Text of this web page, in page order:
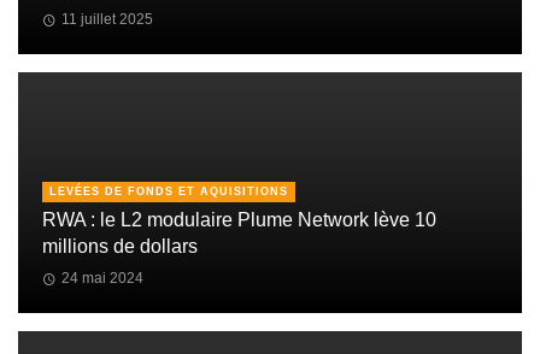
11 juillet 2025
LEVÉES DE FONDS ET AQUISITIONS
RWA : le L2 modulaire Plume Network lève 10
millions de dollars
24 mai 2024